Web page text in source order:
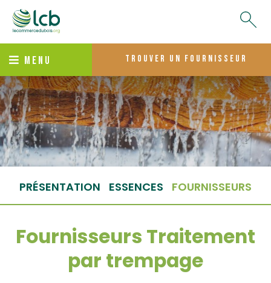
MENU trouver un fournisseur
PRÉSENTATION ESSENCES FOURNISSEURS
Fournisseurs Traitement
par trempage